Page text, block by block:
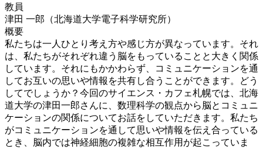
教員
津田 一郎（北海道大学電子科学研究所）
概要
私たちは一人ひとり考え方や感じ方が異なっています。それ
は、私たちがそれぞれ違う脳をもっていることと大きく関係
しています。それにもかかわらず、コミュニケーションを通
してお互いの思いや情報を共有し合うことができます。どう
してでしょうか？今回のサイエンス・カフェ札幌では、北海
道大学の津田一郎さんに、数理科学の観点から脳とコミュニ
ケーションの関係についてお話をしていただきます。私たち
がコミュニケーションを通して思いや情報を伝え合っている
とき、脳内では神経細胞の複雑な相互作用が起こっていま